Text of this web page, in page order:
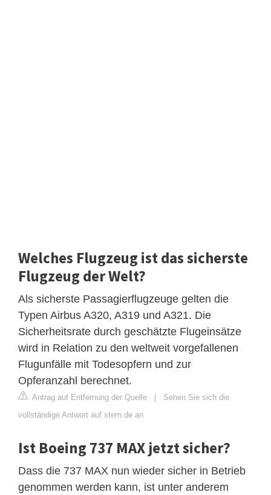
Welches Flugzeug ist das sicherste
Flugzeug der Welt?
Als sicherste Passagierflugzeuge gelten die
Typen Airbus A320, A319 und A321. Die
Sicherheitsrate durch geschätzte Flugeinsätze
wird in Relation zu den weltweit vorgefallenen
Flugunfälle mit Todesopfern und zur
Opferanzahl berechnet.
Antrag auf Entfernung der Quelle
Sehen Sie sich die
vollständige Antwort auf stern.de an
Ist Boeing 737 MAX jetzt sicher?
Dass die 737 MAX nun wieder sicher in Betrieb
genommen werden kann, ist unter anderem